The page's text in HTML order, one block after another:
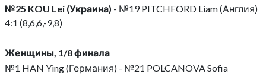
№25 KOU Lei (Украина) - №19 PITCHFORD Liam (Англия)
4:1 (8,6,6,-9,8)
Женщины, 1/8 финала
№1 HAN Ying (Германия) - №21 POLCANOVA Sofia